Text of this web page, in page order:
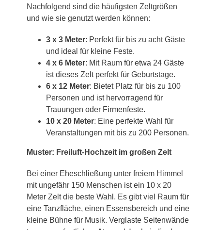
Nachfolgend sind die häufigsten Zeltgrößen
und wie sie genutzt werden können:
3 x 3 Meter: Perfekt für bis zu acht Gäste
und ideal für kleine Feste.
4 x 6 Meter: Mit Raum für etwa 24 Gäste
ist dieses Zelt perfekt für Geburtstage.
6 x 12 Meter: Bietet Platz für bis zu 100
Personen und ist hervorragend für
Trauungen oder Firmenfeste.
10 x 20 Meter: Eine perfekte Wahl für
Veranstaltungen mit bis zu 200 Personen.
Muster: Freiluft-Hochzeit im großen Zelt
Bei einer Eheschließung unter freiem Himmel
mit ungefähr 150 Menschen ist ein 10 x 20
Meter Zelt die beste Wahl. Es gibt viel Raum für
eine Tanzfläche, einen Essensbereich und eine
kleine Bühne für Musik. Verglaste Seitenwände